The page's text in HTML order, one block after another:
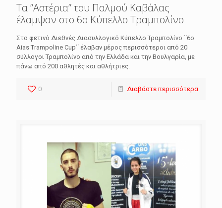
Τα ”Αστέρια” του Παλμού Καβάλας
έλαμψαν στο 6ο Κύπελλο Τραμπολίνο
Στο φετινό Διεθνές Διασυλλογικό Κύπελλο Τραμπολίνο ΄΄6ο
Aias Trampoline Cup΄΄ έλαβαν μέρος περισσότεροι από 20
σύλλογοι Τραμπολίνο από την Ελλάδα και την Βουλγαρία, με
πάνω από 200 αθλητές και αθλήτριες.
0 Διαβάστε περισσότερα